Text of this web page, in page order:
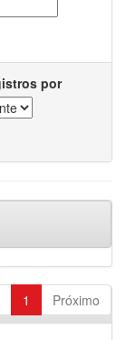
por
1 Próximo